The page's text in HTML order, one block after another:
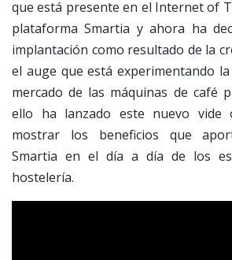
que está presente en el Internet of
plataforma Smartia y ahora ha
implantación como resultado de la
el auge que está experimentando
mercado de las máquinas de café
ello ha lanzado este nuevo vide
mostrar los beneficios que
Smartia en el día a día de los
hostelería.